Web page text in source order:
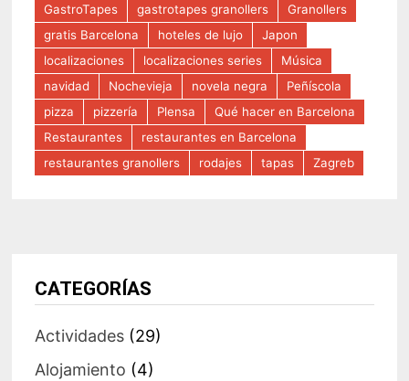
GastroTapes
gastrotapes granollers
Granollers
gratis Barcelona
hoteles de lujo
Japon
localizaciones
localizaciones series
Música
navidad
Nochevieja novela negra
Peñíscola
pizza
pizzería Plensa
Qué hacer en Barcelona
Restaurantes
restaurantes en Barcelona
restaurantes granollers
rodajes tapas Zagreb
CATEGORÍAS
Actividades(29)
Alojamiento (4)